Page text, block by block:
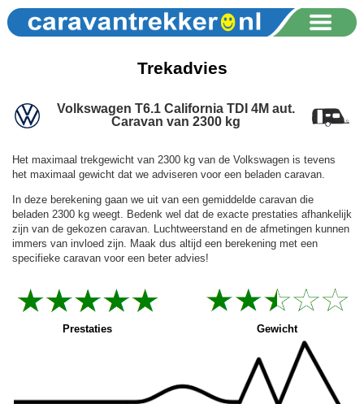
Trekadvies
Volkswagen T6.1 California TDI 4M aut.
Caravan van 2300 kg
Het maximaal trekgewicht van 2300 kg van de Volkswagen is tevens
het maximaal gewicht dat we adviseren voor een beladen caravan.
In deze berekening gaan we uit van een gemiddelde caravan die
beladen 2300 kg weegt. Bedenk wel dat de exacte prestaties afhankelijk
zijn van de gekozen caravan. Luchtweerstand en de afmetingen kunnen
immers van invloed zijn. Maak dus altijd een berekening met een
specifieke caravan voor een beter advies!
Prestaties Gewicht